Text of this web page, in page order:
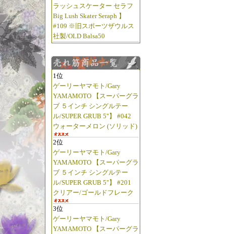
ラッシュスケーター セラフ
Big Lush Skater Seraph 】
#109 ※旧スポーツザウルス
社製/OLD Balsa50
1位
ゲーリーヤマモト/Gary
YAMAMOTO 【スーパーグラ
ブ ５インチ シングルテー
ル/SUPER GRUB 5"】 #042
ウォーターメロン (ソリッド)
2位
ゲーリーヤマモト/Gary
YAMAMOTO 【スーパーグラ
ブ ５インチ シングルテー
ル/SUPER GRUB 5"】 #201
クリアー/ゴールドフレーク
3位
ゲーリーヤマモト/Gary
YAMAMOTO 【スーパーグラ